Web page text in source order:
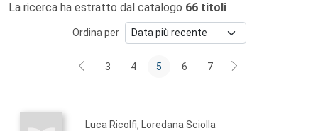
La ricerca ha estratto dal catalogo 66 titoli
Ordina per
3 4 5 6 7
Luca Ricolfi, Loredana Sciolla